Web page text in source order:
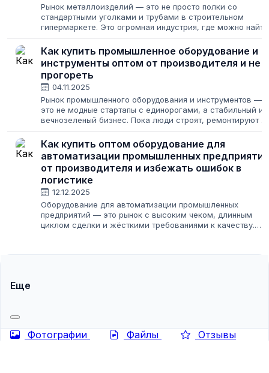
Рынок металлоизделий — это не просто полки со
стандартными уголками и трубами в строительном
гипермаркете. Это огромная индустрия, где можно найти
художественных металлоизделий на заказ. Для...
Как купить промышленное оборудование и
инструменты оптом от производителя и не
прогореть
04.11.2025
Рынок промышленного оборудования и инструментов —
это не модные стартапы с единорогами, а стабильный и
вечнозеленый бизнес. Пока люди строят, ремонтируют и
инструмент. Для предпринимателя...
Как купить оптом оборудование для
автоматизации промышленных предприятий
от производителя и избежать ошибок в
логистике
12.12.2025
Оборудование для автоматизации промышленных
предприятий — это рынок с высоким чеком, длинным
циклом сделки и жёсткими требованиями к качеству.
Еще
Фотографии Файлы Отзывы